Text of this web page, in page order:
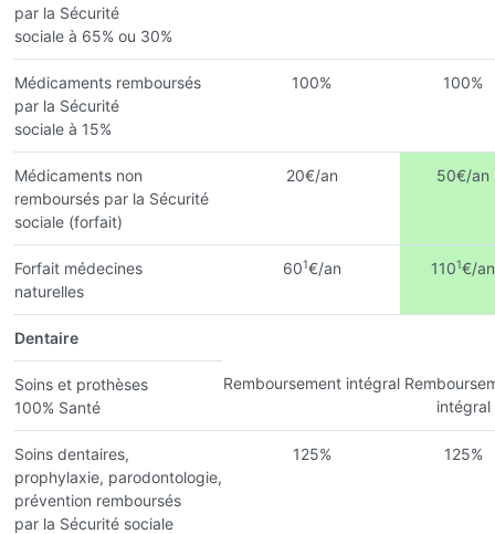
par la Sécurité
sociale à 65% ou 30%
Médicaments remboursés
par la Sécurité
sociale à 15%
100% 100%
Médicaments non
remboursés par la Sécurité
sociale (forfait)
20€/an 50€/an
Forfait médecines
naturelles
601€/an 1101€/an
Dentaire
Soins et prothèses
100% Santé
Remboursement intégral
intégral
Soins dentaires,
prophylaxie, parodontologie,
prévention remboursés
par la Sécurité sociale
125% 125%